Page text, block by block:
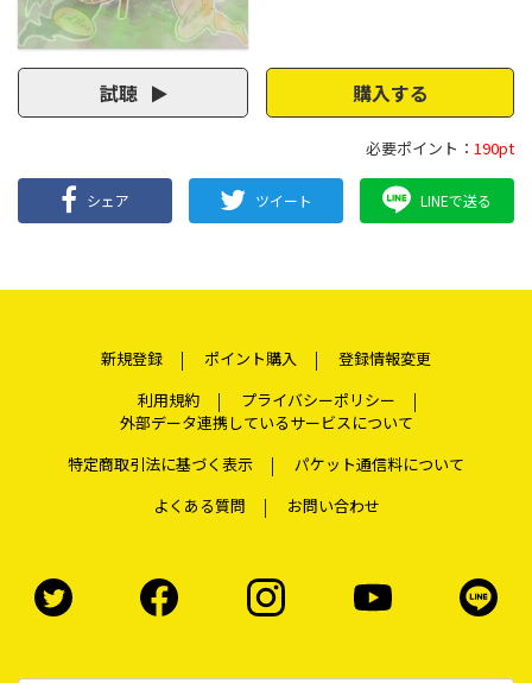
試聴 購入する
必要ポイント： 190pt
シェア ツイート LINEで送る
新規登録 ポイント購入
登録情報変更
利用規約
プライバシーポリシー
外部データ連携しているサービスについて
特定商取引法に基づく表示
パケット通信料について
よくある質問
お問い合わせ